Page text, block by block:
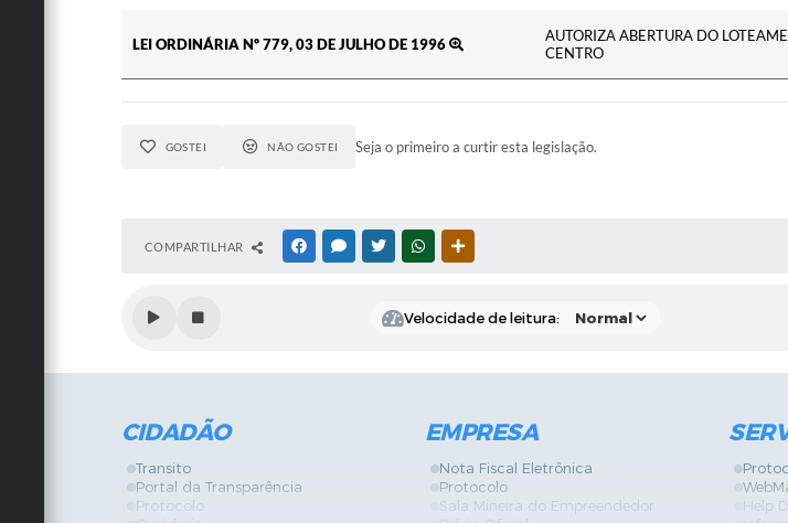
LEI ORDINÁRIA Nº 779, 03 DE JULHO DE 1996
AUTORIZA ABERTURA DO
CENTRO
GOSTEI NÃO GOSTEI Seja o primeiro a curtir esta legislação.
COMPARTILHAR FACEBOOKMESSENGER
TWITTERWHATSAPP
Velocidade de leitura:
CIDADÃO
Transito
Portal da Transparência
Protocolo
EMPRESA
Nota Fiscal Eletrônica
Protocolo
Sala Mineira do Empreendedor
Help